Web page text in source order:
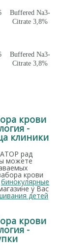
Buffered Na3-
Citrate 3,8%
Buffered Na3-
Citrate 3,8%
крови
-
клиники
рад
можете
крови
бинокулярные
у Вас
детей
крови
-